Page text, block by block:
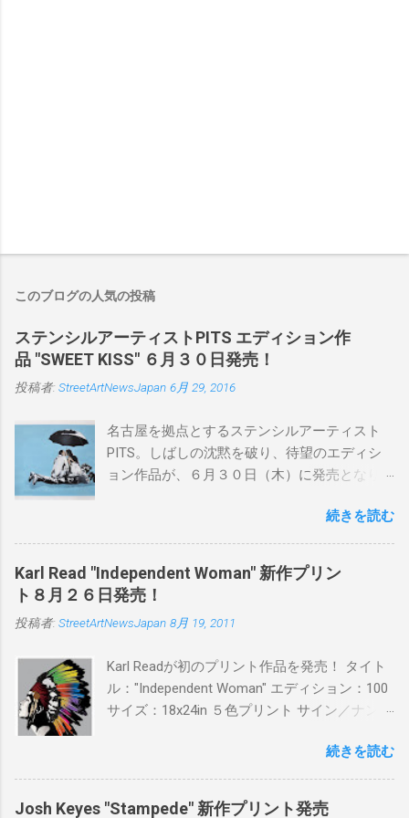
このブログの人気の投稿
ステンシルアーティストPITS エディション作
品 "SWEET KISS" ６月３０日発売！
投稿者: StreetArtNewsJapan 6月 29, 2016
名古屋を拠点とするステンシルアーティスト
PITS。しばしの沈黙を破り、待望のエディシ
ョン作品が、６月３０日（木）に発売となり
品に落とし込むスタイルは今作でも健在。(
PITSの過去記事はこちらから ) 発売日：6月30
日(木)19時 タイトル：SWEET KISS カラー：
BLUE/MINT GREEN/PINK/YELLOW エディショ
ン：各色５ サイズ：800mm × 550mm 価格：
¥16,000(¥17,280) 購入は、 こちら から
続きを読む
Karl Read "Independent Woman" 新作プリン
ト８月２６日発売！
投稿者: StreetArtNewsJapan 8月 19, 2011
Karl Readが初のプリント作品を発売！ タイト
ル："Independent Woman" エディション：100
サイズ：18x24in ５色プリント サイン／ナンバ
ドフィニッシュバージョン（エディション：
25）$125 購入は８月２６日に こちら から
続きを読む
Josh Keyes "Stampede" 新作プリント発売